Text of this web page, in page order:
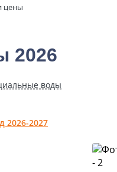
цены
2026
воды
2026-2027